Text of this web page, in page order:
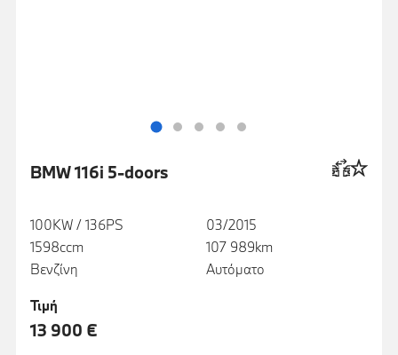
BMW 116i 5-doors
100KW / 136PS
1598ccm
Βενζίνη
03/2015
107 989km
Αυτόματο
Τιμή
13 900 €